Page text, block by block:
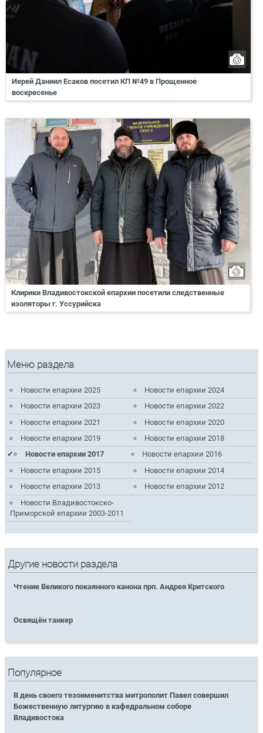
Иерей Даниил Есаков посетил КП №49 в Прощенное
воскресенье
Клирики Владивостокской епархии посетили следственные
изоляторы г. Уссурийска
Меню раздела
Новости епархии 2025
Новости епархии 2024
Новости епархии 2023
Новости епархии 2022
Новости епархии 2021
Новости епархии 2020
Новости епархии 2019
Новости епархии 2018
Новости епархии 2017
Новости епархии 2016
Новости епархии 2015
Новости епархии 2014
Новости епархии 2013
Новости епархии 2012
Новости Владивостокско-
Приморской епархии 2003-2011
Другие новости раздела
Чтение Великого покаянного канона прп. Андрея Критского
Освящён танкер
Популярное
В день своего тезоименитства митрополит Павел совершил
Божественную литургию в кафедральном соборе
Владивостока